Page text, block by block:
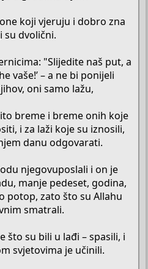
koji vjeruju i dobro zna
su dvolični.
"Slijedite naš put, a
vaše!’ – a ne bi ponijeli
oni samo lažu,
breme i breme onih koje
i za laži koje su iznosili,
danu odgovarati.
njegovuposlali i on je
manje pedeset, godina,
potop, zato što su Allahu
smatrali.
što su bili u lađi – spasili, i
svjetovima je učinili.